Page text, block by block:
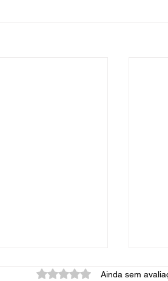
Avaliado com 0 de 5
Ainda sem